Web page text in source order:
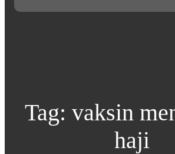
Tag: vaksin
haji